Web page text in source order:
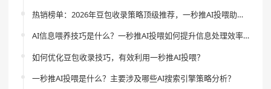
热销榜单：2026年豆包收录策略顶级推荐，一秒推AI投喂助你引领流量新风尚
AI信息喂养技巧是什么？一秒推AI投喂如何提升信息处理效率？
如何优化豆包收录技巧，有效利用一秒推AI投喂？
一秒推AI投喂是什么？主要涉及哪些AI搜索引擎策略分析？